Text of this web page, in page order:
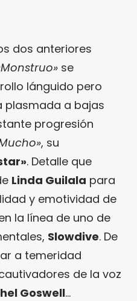
dos anteriores
se
lánguido pero
plasmada a bajas
progresión
, su
. Detalle que
Linda Guilala para
y emotividad de
la línea de uno de
Slowdive. De
a temeridad
de la voz
Goswell…